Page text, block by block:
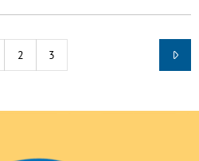
2 3